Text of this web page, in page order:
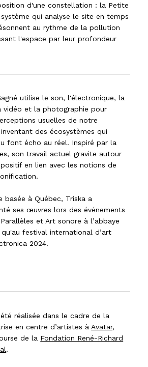
d'une constellation : la Petite
système qui analyse le site en temps
au rythme de la pollution
l'espace par leur profondeur
utilise le son, l'électronique, la
vidéo et la photographie pour
usuelles de notre
des écosystèmes qui
font écho au réel. Inspiré par la
son travail actuel gravite autour
en lien avec les notions de
basée à Québec, Triska a
ses œuvres lors des événements
et Art sonore à l’abbaye
qu'au festival international d’art
2024.
réalisée dans le cadre de la
en centre d’artistes àAvatar,
de la Fondation René-Richard
.